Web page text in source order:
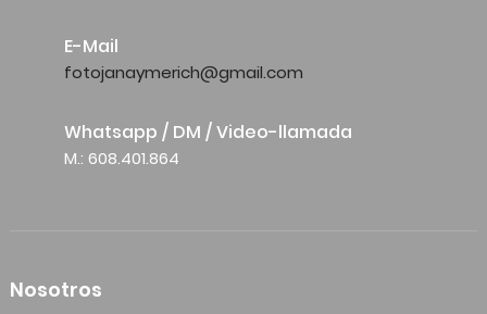
E-Mail
fotojanaymerich@gmail.com
Whatsapp / DM / Video-llamada
M.: 608.401.864
Nosotros